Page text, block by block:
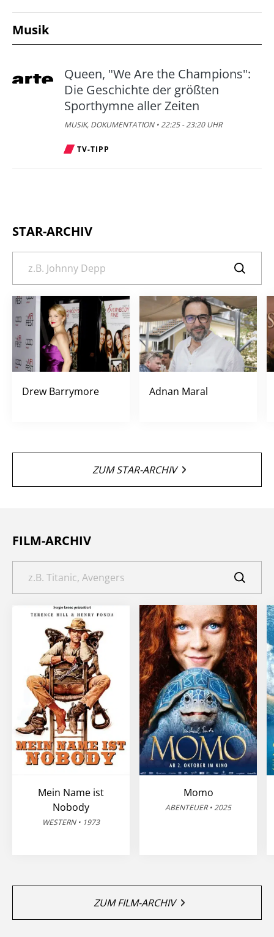
Musik
Queen, "We Are the Champions":
Die Geschichte der größten
Sporthymne aller Zeiten
MUSIK, DOKUMENTATION • 22:25 - 23:20 UHR
TV-TIPP
STAR-ARCHIV
Drew Barrymore Adnan Maral
ZUM STAR-ARCHIV
FILM-ARCHIV
Mein Name ist
Nobody
WESTERN • 1973
Momo
ABENTEUER • 2025
ZUM FILM-ARCHIV